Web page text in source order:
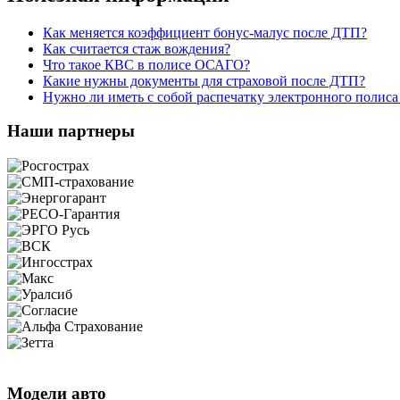
Как меняется коэффициент бонус-малус после ДТП?
Как считается стаж вождения?
Что такое КВС в полисе ОСАГО?
Какие нужны документы для страховой после ДТП?
Нужно ли иметь с собой распечатку электронного
Наши партнеры
Модели авто